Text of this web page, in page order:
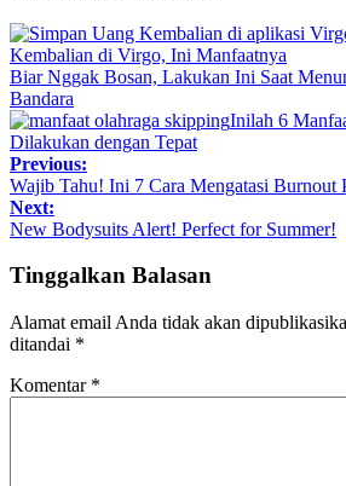
Kembalian di Virgo, Ini Manfaatnya
Biar Nggak Bosan, Lakukan Ini Saat
Bandara
Inilah 6
Dilakukan dengan Tepat
Previous:
Wajib Tahu! Ini 7 Cara Mengatasi Burnout
Next:
New Bodysuits Alert! Perfect for Summer!
Tinggalkan Balasan
Alamat email Anda tidak akan
ditandai *
Komentar *